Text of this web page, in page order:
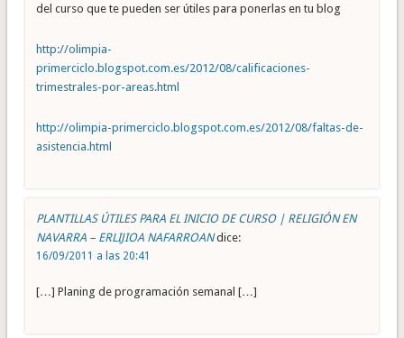
del curso que te pueden ser útiles para ponerlas en tu blog
http://olimpia-
primerciclo.blogspot.com.es/2012/08/calificaciones-
trimestrales-por-areas.html
http://olimpia-primerciclo.blogspot.com.es/2012/08/faltas-de-
asistencia.html
PLANTILLAS ÚTILES PARA EL INICIO DE CURSO | RELIGIÓN EN
NAVARRA – ERLIJIOA NAFARROAN dice:
16/09/2011 a las 20:41
[…] Planing de programación semanal […]